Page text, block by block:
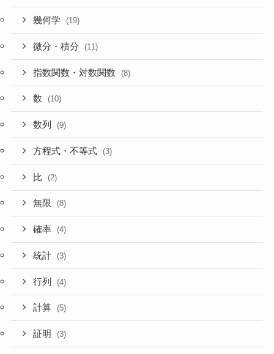
幾何学 (19)
微分・積分 (11)
指数関数・対数関数 (8)
数 (10)
数列 (9)
方程式・不等式 (3)
比 (2)
無限 (8)
確率 (4)
統計 (3)
行列 (4)
計算 (5)
証明 (3)